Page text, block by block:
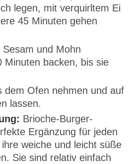
legen, mit verquirltem Ei
45 Minuten gehen
und Mohn
Minuten backen, bis sie
dem Ofen nehmen und auf
lassen.
Brioche-Burger-
Ergänzung für jeden
weiche und leicht süße
Sie sind relativ einfach